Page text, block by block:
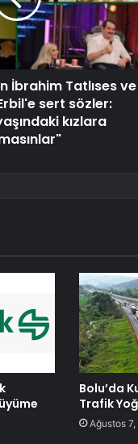
İbrahim Tatlıses ve
sert sözler:
kızlara
Bolu’da
Trafik
Ağustos